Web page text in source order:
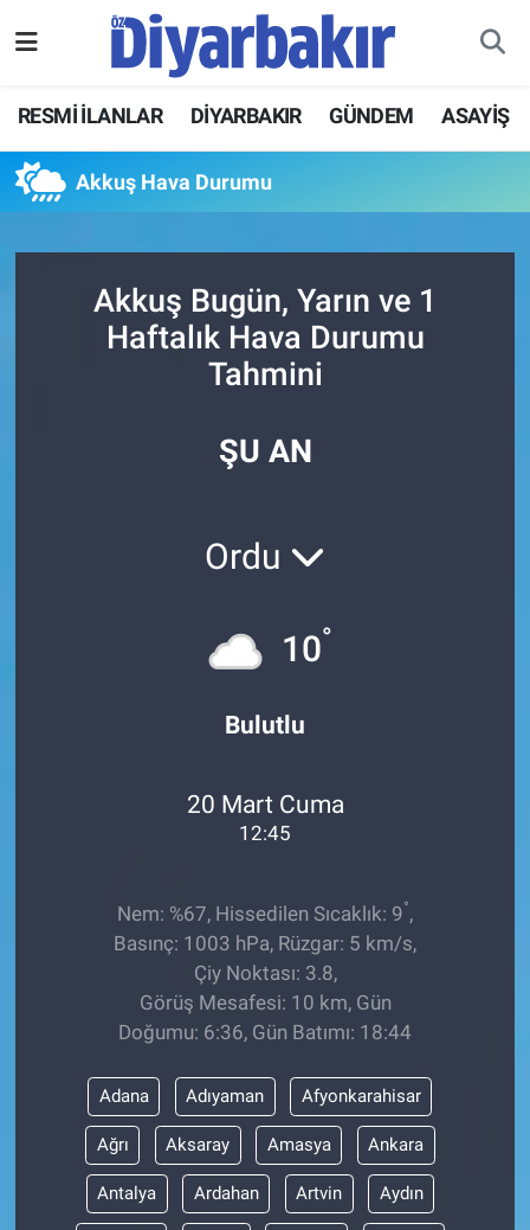
RESMİ İLANLAR DİYARBAKIR GÜNDEM ASAYİŞ
Akkuş Hava Durumu
Akkuş Bugün, Yarın ve 1
Haftalık Hava Durumu
Tahmini
ŞU AN
Ordu
10°
Bulutlu
20 Mart Cuma
12:45
Nem: %67, Hissedilen Sıcaklık: 9°,
Basınç: 1003 hPa, Rüzgar: 5 km/s,
Çiy Noktası: 3.8,
Görüş Mesafesi: 10 km, Gün
Doğumu: 6:36, Gün Batımı: 18:44
Adana Adıyaman Afyonkarahisar
Ağrı Aksaray Amasya Ankara
Antalya Ardahan Artvin Aydın
ASAYİŞ
DİYARBAKIR
GÜNDEM
Hava Durumu
Namaz Vakitleri
Süper Lig Puan Durumu ve Fikstür
Son Dakika Haberleri